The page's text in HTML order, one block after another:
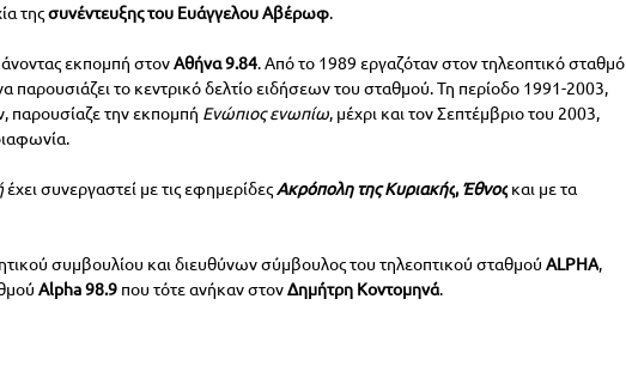
της συνέντευξης του Ευάγγελου Αβέρωφ.
εκπομπή στον Αθήνα 9.84. Από το 1989 εργαζόταν στον τηλεοπτικό σταθμό
παρουσιάζει το κεντρικό δελτίο ειδήσεων του σταθμού. Τη περίοδο 1991-2003,
παρουσίαζε την εκπομπή Ενώπιος ενωπίω, μέχρι και τον Σεπτέμβριο του 2003,
έχει συνεργαστεί με τις εφημερίδες Ακρόπολη της Κυριακής, Έθνος και με τα
συμβουλίου και διευθύνων σύμβουλος του τηλεοπτικού σταθμού ALPHA,
Alpha 98.9 που τότε ανήκαν στον Δημήτρη Κοντομηνά.